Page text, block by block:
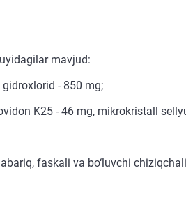
mavjud:
- 850 mg;
K25 - 46 mg, mikrokristall
faskali va bo‘luvchi